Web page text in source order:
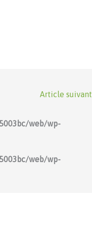
Article suivant
web/wp-
web/wp-